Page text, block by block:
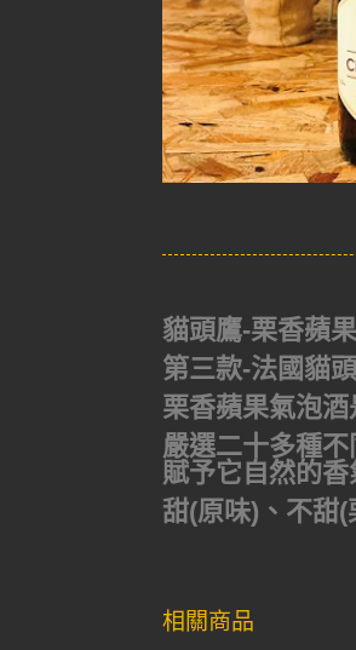
貓頭鷹-栗香蘋
第三款-法國貓
栗香蘋果氣泡
嚴選二十多種
賦予它自然的
甜(原味)、不甜
相關商品